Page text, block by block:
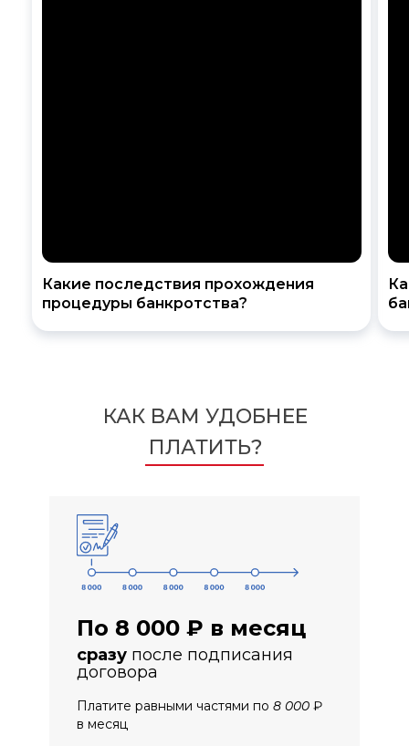
Какие последствия прохождения
процедуры банкротства?
КАК ВАМ УДОБНЕЕ
ПЛАТИТЬ?
Платите равными частями по 8 000 ₽
в месяц
сразу после подписания
договора
По 8 000 ₽ в месяц